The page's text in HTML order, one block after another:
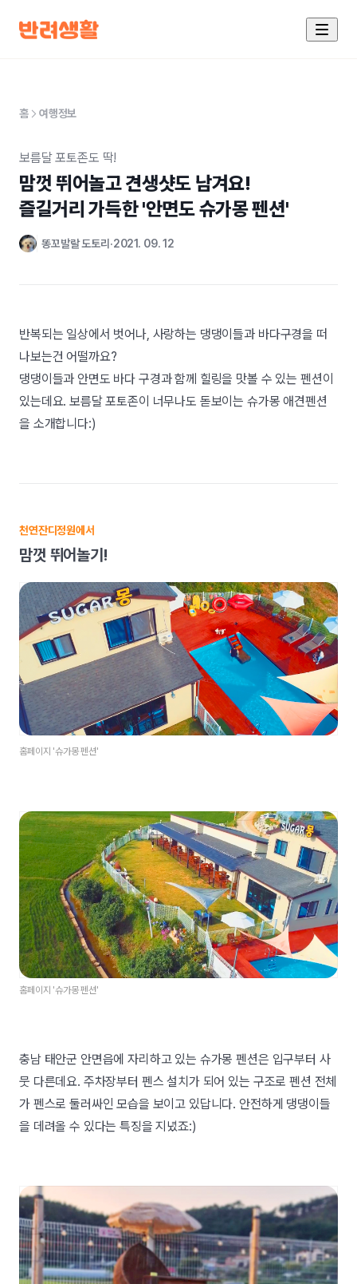
홈 여행정보
보름달 포토존도 딱!
맘껏 뛰어놀고 견생샷도 남겨요!
즐길거리 가득한 '안면도 슈가몽 펜션'
똥꼬발랄 도토리 2021. 09. 12
반복되는 일상에서 벗어나, 사랑하는 댕댕이들과 바다구경을 떠
나보는건 어떨까요?
댕댕이들과 안면도 바다 구경과 함께 힐링을 맛볼 수 있는 펜션이
있는데요. 보름달 포토존이 너무나도 돋보이는 슈가몽 애견펜션
을 소개합니다:)
천연잔디정원에서
맘껏 뛰어놀기!
홈페이지 '슈가몽 펜션'
홈페이지 '슈가몽 펜션'
충남 태안군 안면읍에 자리하고 있는 슈가몽 펜션은 입구부터 사
뭇 다른데요. 주차장부터 펜스 설치가 되어 있는 구조로 펜션 전체
가 펜스로 둘러싸인 모습을 보이고 있답니다. 안전하게 댕댕이들
을 데려올 수 있다는 특징을 지녔죠:)